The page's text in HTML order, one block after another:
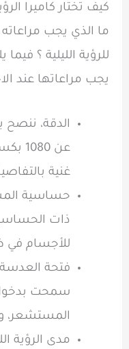
كيف تختار كاميرا
ما الذي يجب مراعاته
للرؤية الليلية ؟
يجب مراعاتها عند
الدقة، ننصح
عن
غنية
حساسية
ذات
للأجسام في
فتحة
سمحت بدخول
المستشعر،
مدى الرؤية